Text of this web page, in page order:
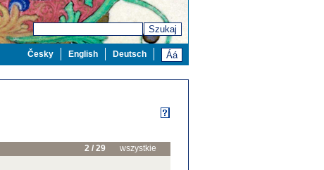
Szukaj
Deutsch
English
Česky
2 / 29 wszystkie